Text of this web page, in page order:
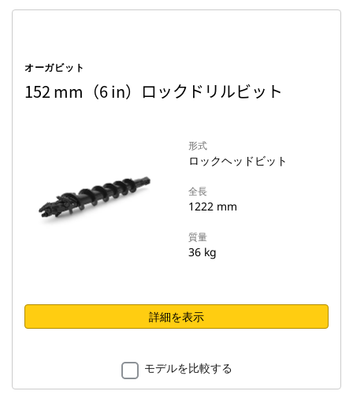
オーガビット
152 mm（6 in）ロックドリルビット
形式
ロックヘッドビット
全長
1222 mm
質量
36 kg
詳細を表示
モデルを比較する